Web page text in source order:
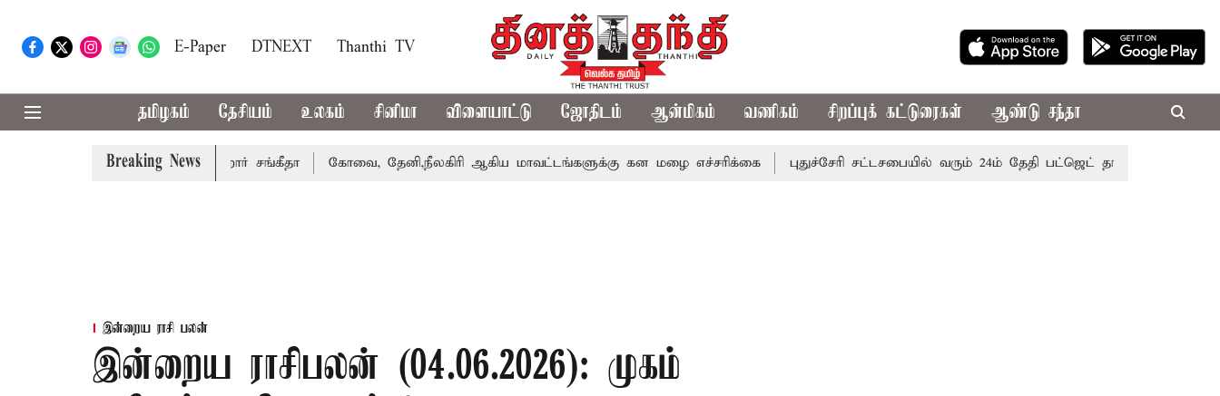
E-Paper DTNEXT Thanthi TV
தமிழகம் தேசியம் உலகம் சினிமா விளையாட்டு ஜோதிடம் ஆன்மிகம் வணிகம் சிறப்புக் கட்டுரைகள் ஆண்டு சந்தா
Breaking News
வழக்கை வாபஸ் பெற்றார் சங்கீதா கோவை, தேனி,நீலகிரி ஆகிய மாவட்டங்களுக்கு கன மழை எச்சரிக்கை புதுச்சேரி சட்டசபையில் வரும் 24ம் தேதி பட்ஜெட் தாக்கல் செய்கிறார் முதல்-
இன்றைய ராசி பலன்
இன்றைய ராசிபலன் (04.06.2026): முகம்